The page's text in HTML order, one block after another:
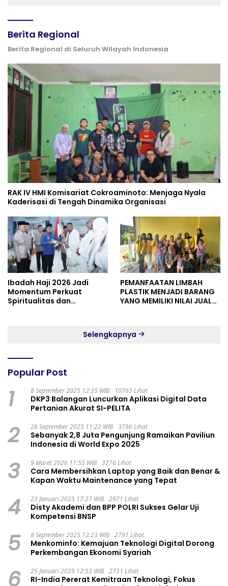
Berita Regional
Berita Regional di Seluruh Wilayah Indonesia
RAK IV HMI Komisariat Cokroaminoto: Menjaga Nyala
Kaderisasi di Tengah Dinamika Organisasi
Ibadah Haji 2026 Jadi
Momentum Perkuat
Spiritualitas dan
PEMANFAATAN LIMBAH
PLASTIK MENJADI BARANG
YANG MEMILIKI NILAI JUAL
Selengkapnya
Popular Post
1 8 September 2025 12:35 WIB 10765 Lihat
DKP3 Balangan Luncurkan Aplikasi Digital Data
Pertanian Akurat SI-PELITA
2 26 September 2025 11:22 WIB 3796 Lihat
Sebanyak 2,8 Juta Pengunjung Ramaikan Paviliun
Indonesia di World Expo 2025
3 9 Maret 2026 11:55 WIB 3776 Lihat
Cara Membersihkan Laptop yang Baik dan Benar &
Kapan Waktu Maintenance yang Tepat
4 23 Januari 2025 17:27 WIB 2971 Lihat
Disty Akademi dan BPP POLRI Sukses Gelar Uji
Kompetensi BNSP
5 8 September 2025 12:23 WIB 2791 Lihat
Menkominfo: Kemajuan Teknologi Digital Dorong
Perkembangan Ekonomi Syariah
6 25 Januari 2025 12:53 WIB 2731 Lihat
RI-India Pererat Kemitraan Teknologi, Fokus